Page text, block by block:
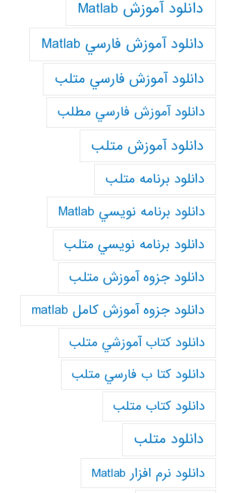
دانلود آموزش Matlab
دانلود آموزش فارسي Matlab
دانلود آموزش فارسي متلب
دانلود آموزش فارسي مطلب
دانلود آموزش متلب
دانلود برنامه متلب
دانلود برنامه نويسي Matlab
دانلود برنامه نويسي متلب
دانلود جزوه آموزش متلب
دانلود جزوه آموزش کامل matlab
دانلود كتاب آموزشي متلب
دانلود كتا ب فارسي متلب
دانلود كتاب متلب
دانلود متلب
دانلود نرم افزار Matlab